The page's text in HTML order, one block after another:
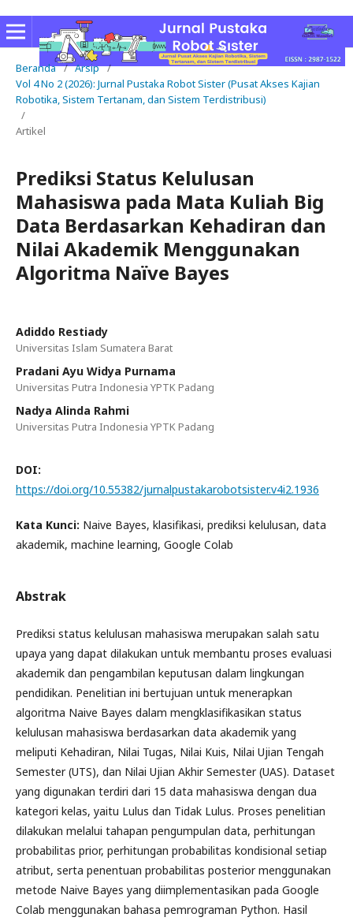
Beranda / Arsip /
Vol 4 No 2 (2026): Jurnal Pustaka Robot Sister (Pusat Akses Kajian
Robotika, Sistem Tertanam, dan Sistem Terdistribusi)
/
Artikel
Prediksi Status Kelulusan
Mahasiswa pada Mata Kuliah Big
Data Berdasarkan Kehadiran dan
Nilai Akademik Menggunakan
Algoritma Naïve Bayes
Adiddo Restiady
Universitas Islam Sumatera Barat
Pradani Ayu Widya Purnama
Universitas Putra Indonesia YPTK Padang
Nadya Alinda Rahmi
Universitas Putra Indonesia YPTK Padang
DOI:
https://doi.org/10.55382/jurnalpustakarobotsister.v4i2.1936
Kata Kunci: Naive Bayes, klasifikasi, prediksi kelulusan, data
akademik, machine learning, Google Colab
Abstrak
Prediksi status kelulusan mahasiswa merupakan salah satu
upaya yang dapat dilakukan untuk membantu proses evaluasi
akademik dan pengambilan keputusan dalam lingkungan
pendidikan. Penelitian ini bertujuan untuk menerapkan
algoritma Naive Bayes dalam mengklasifikasikan status
kelulusan mahasiswa berdasarkan data akademik yang
meliputi Kehadiran, Nilai Tugas, Nilai Kuis, Nilai Ujian Tengah
Semester (UTS), dan Nilai Ujian Akhir Semester (UAS). Dataset
yang digunakan terdiri dari 15 data mahasiswa dengan dua
kategori kelas, yaitu Lulus dan Tidak Lulus. Proses penelitian
dilakukan melalui tahapan pengumpulan data, perhitungan
probabilitas prior, perhitungan probabilitas kondisional setiap
atribut, serta penentuan probabilitas posterior menggunakan
metode Naive Bayes yang diimplementasikan pada Google
Colab menggunakan bahasa pemrograman Python. Hasil